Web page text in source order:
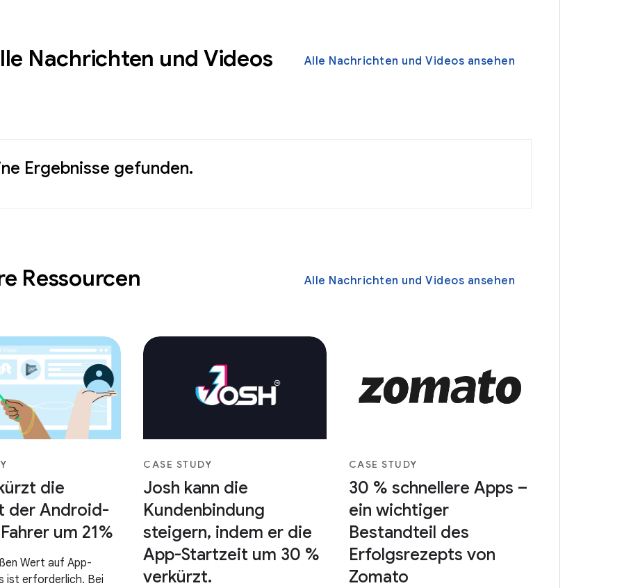
Nachrichten und Videos Alle Nachrichten und Videos ansehen
Ergebnisse gefunden.
Ressourcen Alle Nachrichten und Videos ansehen
die
der Android-
um 21%
Wert auf App-
ist erforderlich. Bei
CASE STUDY
Josh kann die
Kundenbindung
steigern, indem er die
App-Startzeit um 30 %
verkürzt.
CASE STUDY
30 % schnellere Apps –
ein wichtiger
Bestandteil des
Erfolgsrezepts von
Zomato